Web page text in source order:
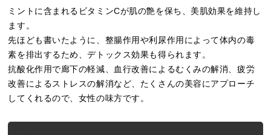
ミントに含まれるビタミンCが肌の艶を保ち、美肌効果を維持し
ます。
先ほども書いたように、整腸作用や利尿作用によって体内の毒
素を排出するため、デトックス効果も得られます。
抗酸化作用で廊下の軽減、血行改善によるむくみの解消、疲労
改善によるストレスの解消など、たくさんの美容にアプローチ
してくれるので、女性の味方です。